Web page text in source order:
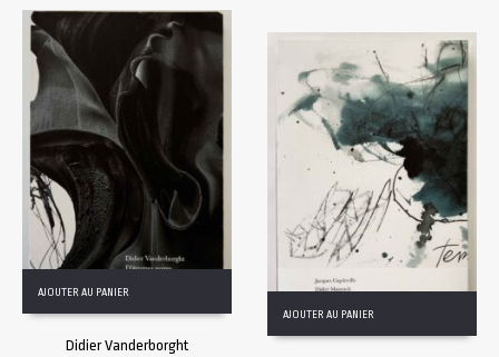
AJOUTER AU PANIER
Didier Vanderborght
AJOUTER AU PANIER